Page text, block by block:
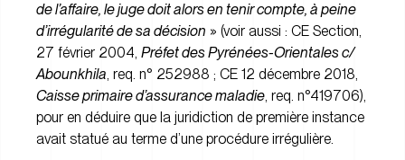
de l’affaire, le juge doit alors en tenir compte, à peine
d’irrégularité de sa décision » (voir aussi : CE Section,
27 février 2004, Préfet des Pyrénées-Orientales c/
Abounkhila, req. n° 252988 ; CE 12 décembre 2018,
Caisse primaire d’assurance maladie, req. n°419706),
pour en déduire que la juridiction de première instance
avait statué au terme d’une procédure irrégulière.